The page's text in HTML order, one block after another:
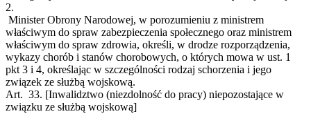
2.
Minister Obrony Narodowej, w porozumieniu z ministrem
właściwym do spraw zabezpieczenia społecznego oraz ministrem
właściwym do spraw zdrowia, określi, w drodze rozporządzenia,
wykazy chorób i stanów chorobowych, o których mowa w ust. 1
pkt 3 i 4, określając w szczególności rodzaj schorzenia i jego
związek ze służbą wojskową.
Art. 33. [Inwalidztwo (niezdolność do pracy) niepozostające w
związku ze służbą wojskową]